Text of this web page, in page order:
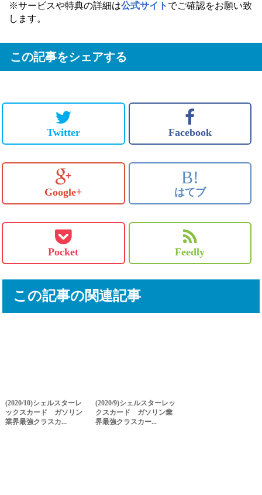
※サービスや特典の詳細は公式サイト でご確認をお願い致
します。
この記事をシェアする
Twitter Facebook
Google+
B!
はてブ
Pocket Feedly
この記事の関連記事
(2020/10)シェルスターレ
ックスカード ガソリン
業界最強クラスカ...
(2020/9)シェルスターレッ
クスカード ガソリン業
界最強クラスカー...